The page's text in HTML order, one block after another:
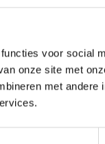
voor social
onze site met
met andere
verwerking